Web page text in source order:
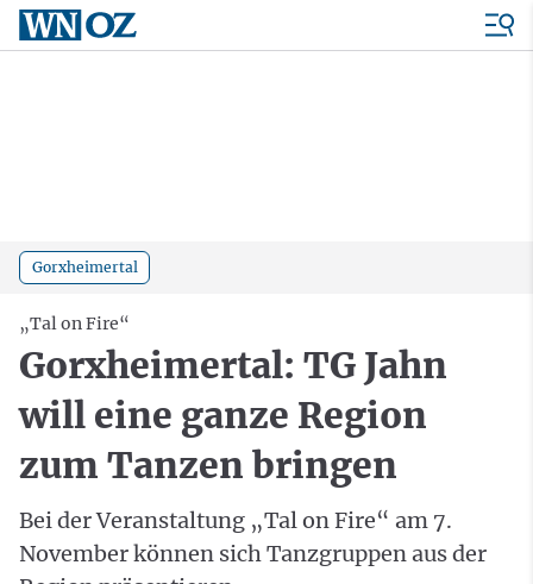
Gorxheimertal
„Tal on Fire“
Gorxheimertal: TG Jahn
will eine ganze Region
zum Tanzen bringen
Bei der Veranstaltung „Tal on Fire“ am 7.
November können sich Tanzgruppen aus der